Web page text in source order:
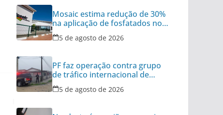
Mosaic estima redução de 30%
na aplicação de fosfatados no
Brasil
5 de agosto de 2026
PF faz operação contra grupo
de tráfico internacional de
armas
5 de agosto de 2026